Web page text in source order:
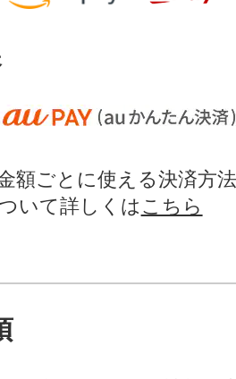
額ごとに使える決済方
いて詳しくは こちら